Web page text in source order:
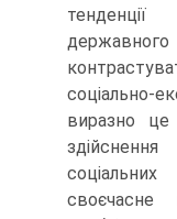
соціально-
виразно це
своєчасне